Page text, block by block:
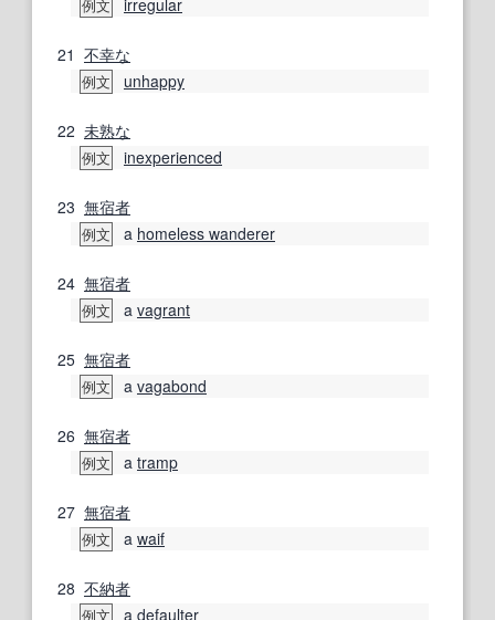
例文 irregular
21 不幸な
例文 unhappy
22 未熟な
例文 inexperienced
23 無宿者
例文 a homeless wanderer
24 無宿者
例文 a vagrant
25 無宿者
例文 a vagabond
26 無宿者
例文 a tramp
27 無宿者
例文 a waif
28 不納者
例文 a defaulter